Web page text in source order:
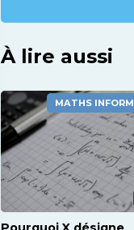
À lire aussi
MATHS